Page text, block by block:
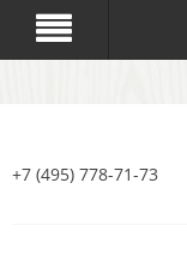
+7 (495) 778-71-73